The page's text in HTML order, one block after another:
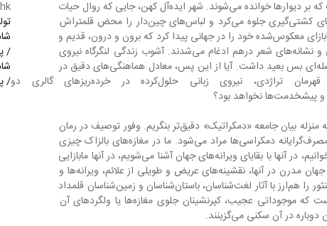
نقشینه عریض و طویل از هیروگلیف‌هایی است که بر دیوارها خوانده می‌شوند. شهر ایده‌آل کهن، جایی‌ که روال حیات
در پرتو نور آفتاب و حالات بدن‌ها در میدان‌های کشتی‌گیری جلوه می‌کرد و لباس‌های چین‌دار را محض قلمتراش
مجسمه‌ساز و زر و زیور جشن‌ها می‌دوختند، مابازای معکوس‌شده خود را در جهانی پیدا کرد که برون و درون، قدیم و
جدید، و به همین منوال نشانه‌های نثر زندگی و نشانه‌های شعر درهم ادغام می‌شدند. آشوب زندگی لنگرگاه نیروی
زبان و عقلانیتی بود که با منطق کهن کنش فاصله‌ای بس بعید داشت. آیا از این پس، معادل هماهنگی‌های دقیق در
اپیزودهای درام، معادل تلاش درونی قهرمان تراژدی، نیروی زبانی حلول‌کرده
از این‌رو لازم است به نگره بس ساده ادبیات به منزله بیان جامعه «دمکراتیک» دقیق‌تر بنگریم. وفور توصیف در رمان
متفاوت با آن چیزی است که از آن به جنون مصرف‌گرایانه دمکراسی‌ها مراد می‌شود. ما در مغازه‌های بالزاک چیزی
مصرف نمی‌کنیم: نشانگان روزگار تازه‌ای را می‌خوانیم، در آنها با بقایای ویرانه‌های جهان آشنا می‌شویم، در آنها مابازایی
برای خدایان سقط‌شده اساطیر می‌بینیم. جلوه جهان مدرن در آنها، نقشینه‌های عریض و طویلی از علائم، ویرانه‌ها و
سنگواره‌هایی است که شعر نوین، شعر جهان منثور را هم‌ارز با آثار لغت‌شناسان، باستان‌شناسان و زمین‌شناسان قلمداد
می‌کند. اما در عین حال این جهان، جهانی است که موجوداتی عجیب، کپر‌نشینان جلوی مغازه‌ها یا ولگردهای آن
/
/